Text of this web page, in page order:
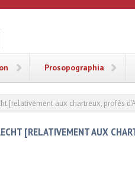
Prosopographia
[relativement aux chartreux, profès
[RELATIVEMENT AUX